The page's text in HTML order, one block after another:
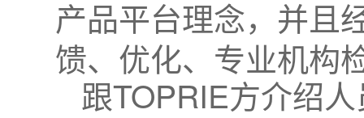
产品平台理念，并且
馈、优化、专业机构
跟TOPRIE方介绍